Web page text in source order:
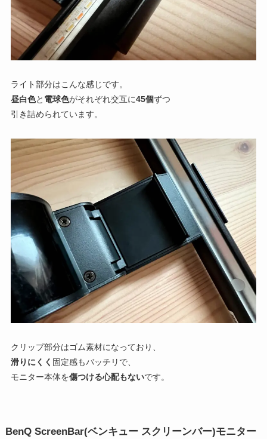
ライト部分はこんな感じです。
昼白色と 電球色がそれぞれ交互に45個ずつ
引き詰められています。
クリップ部分はゴム素材になっており、
滑りにくく 固定感もバッチリで、
モニター本体を傷つける心配もないです。
BenQ ScreenBar(ベンキュー スクリーンバー)モニター